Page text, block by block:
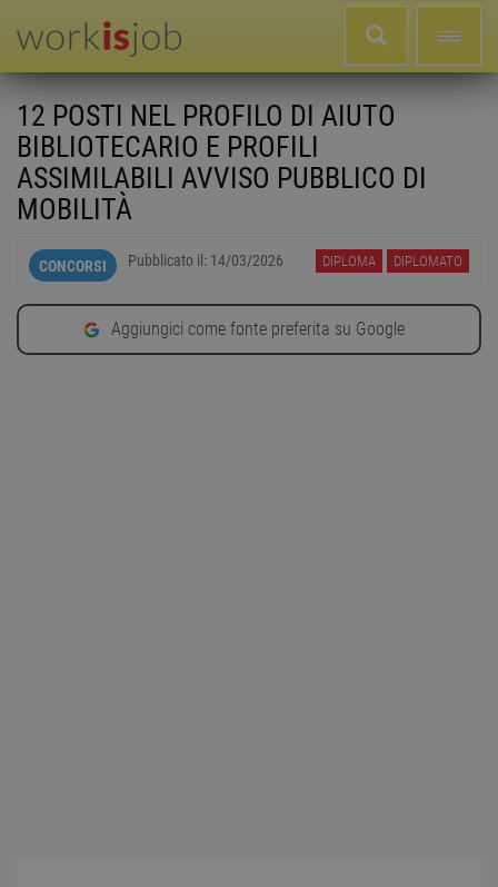
12 POSTI NEL PROFILO DI AIUTO
BIBLIOTECARIO E PROFILI
ASSIMILABILI AVVISO PUBBLICO DI
MOBILITÀ
CONCORSI Pubblicato il: 14/03/2026 DIPLOMA DIPLOMATO
Aggiungici come fonte preferita su Google